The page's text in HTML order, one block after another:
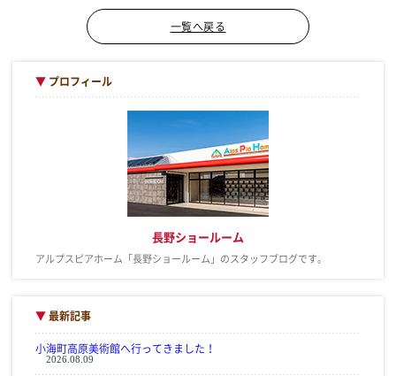
一覧へ戻る
▼ プロフィール
長野ショールーム
アルプスピアホーム「長野ショールーム」のスタッフブログです。
▼最新記事
小海町高原美術館へ行ってきました！
2026.08.09